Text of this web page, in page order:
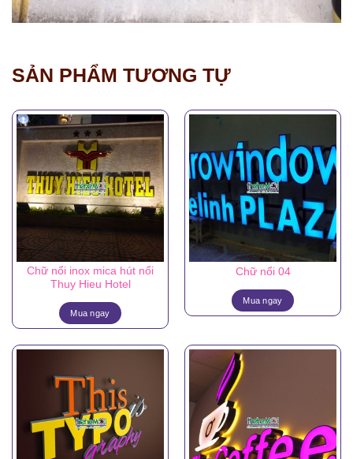
SẢN PHẨM TƯƠNG TỰ
Chữ nổi inox mica hút nổi
Thuy Hieu Hotel
Mua ngay
Chữ nổi 04
Mua ngay